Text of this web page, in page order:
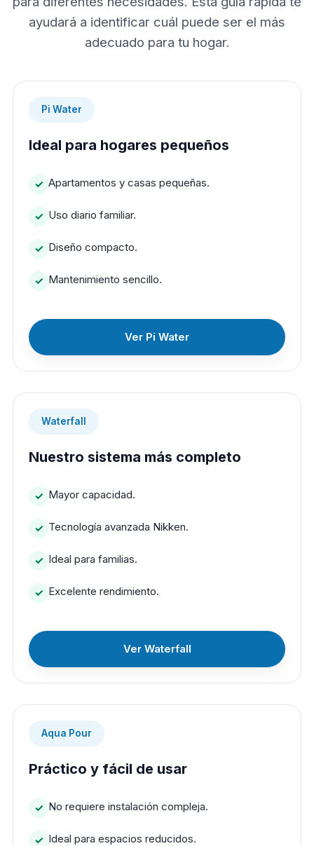
ayudará a identificar cuál puede ser el más
adecuado para tu hogar.
Pi Water
Ideal para hogares pequeños
Apartamentos y casas pequeñas.
Uso diario familiar.
Diseño compacto.
Mantenimiento sencillo.
Ver Pi Water
Waterfall
Nuestro sistema más completo
Mayor capacidad.
Tecnología avanzada Nikken.
Ideal para familias.
Excelente rendimiento.
Ver Waterfall
Aqua Pour
Práctico y fácil de usar
No requiere instalación compleja.
Ideal para espacios reducidos.